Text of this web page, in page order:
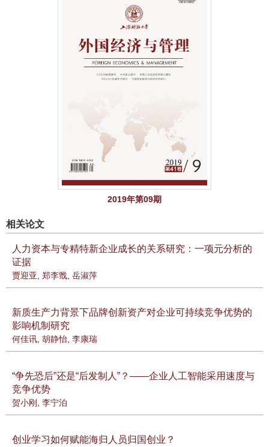
2019年第09期
相关论文
人力资本与专精特新企业成长的关系研究：一项元分析的
证据
贾迎亚, 郑李戬, 岳淑萍
新质生产力背景下品牌创新资产对企业可持续竞争优势的
影响机制研究
何佳讯, 胡静怡, 李康瑞
“争先恐后”还是“后发制人”？——企业人工智能采用速度与
竞争优势
贺小刚 , 李宁泊
创业学习如何赋能海归人员归国创业？